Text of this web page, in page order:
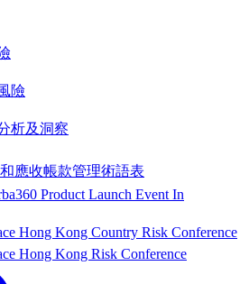
險
析及洞察
應收帳款管理術語表
Product Launch Event In
Hong Kong Country Risk Conference
Hong Kong Risk Conference